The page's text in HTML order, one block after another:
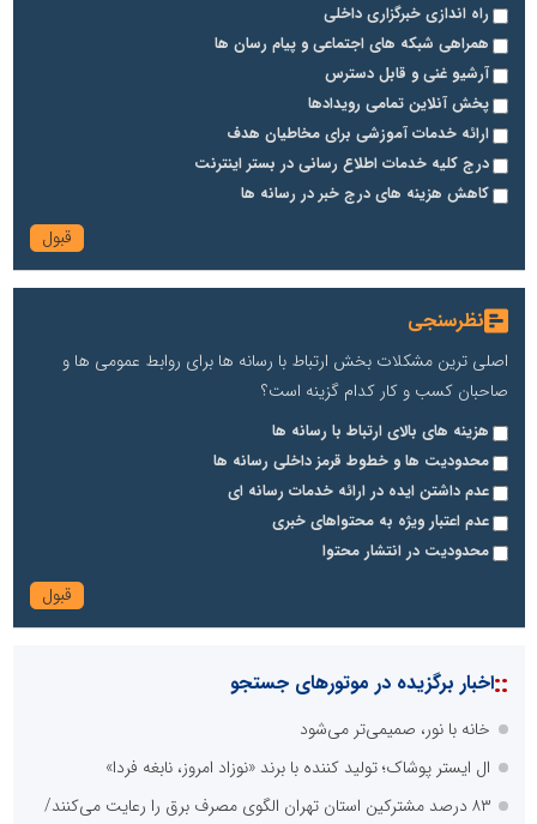
راه اندازی خبرگزاری داخلی
همراهی شبکه های اجتماعی و پیام رسان ها
آرشیو غنی و قابل دسترس
پخش آنلاین تمامی رویدادها
ارائه خدمات آموزشی برای مخاطیان هدف
درج کلیه خدمات اطلاع رسانی در بستر اینترنت
کاهش هزینه های درج خبر در رسانه ها
نظرسنجی
اصلی ترین مشکلات بخش ارتباط با رسانه ها برای روابط عمومی ها و
صاحبان کسب و کار کدام گزینه است؟
هزینه های بالای ارتباط با رسانه ها
محدودیت ها و خطوط قرمز داخلی رسانه ها
عدم داشتن ایده در ارائه خدمات رسانه ای
عدم اعتبار ویژه به محتواهای خبری
محدودیت در انتشار محتوا
::اخبار برگزیده در موتورهای جستجو
خانه با نور، صمیمی‌تر می‌شود
ال ایستر پوشاک؛ تولید کننده با برند «نوزاد امروز، نابغه فردا»
۸۳ درصد مشترکین استان تهران الگوی مصرف برق را رعایت می‌کنند/